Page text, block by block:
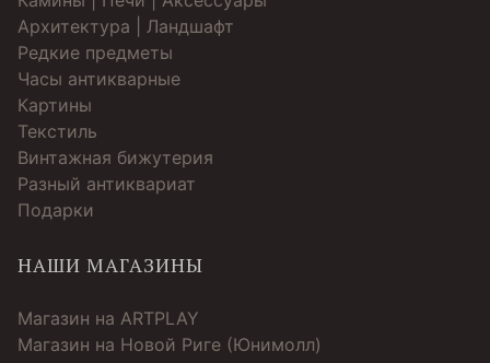
Архитектура | Ландшафт
Редкие предметы
Часы антикварные
Картины
Текстиль
Винтажная бижутерия
Разный антиквариат
Подарки
НАШИ МАГАЗИНЫ
Магазин на ARTPLAY
Магазин на Новой Риге (Юнимолл)